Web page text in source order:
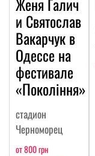
и Святослав
Вакарчук в
Одессе на
фестивале
«Покоління»
стадион
Черноморец
от 800 грн